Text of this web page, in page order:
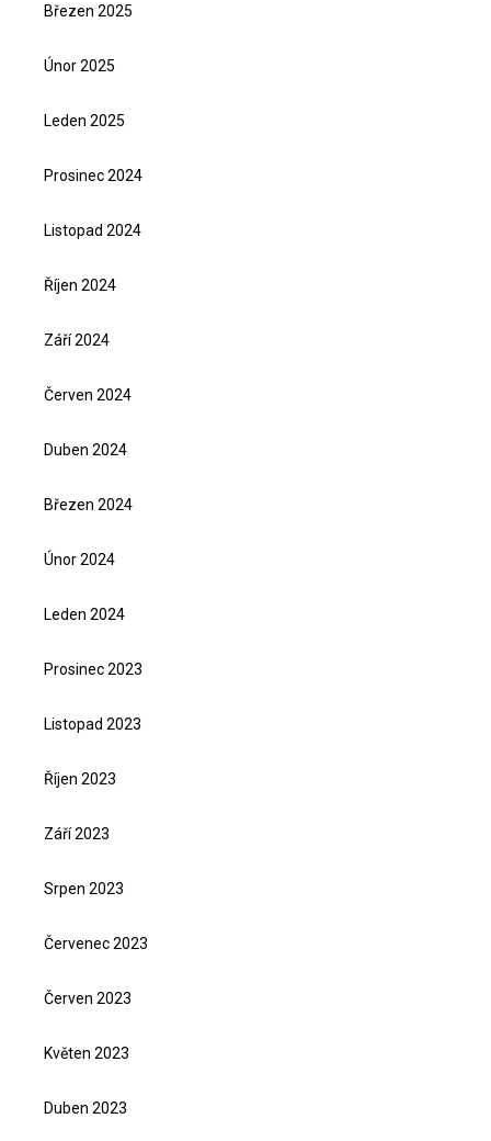
Březen 2025
Únor 2025
Leden 2025
Prosinec 2024
Listopad 2024
Říjen 2024
Září 2024
Červen 2024
Duben 2024
Březen 2024
Únor 2024
Leden 2024
Prosinec 2023
Listopad 2023
Říjen 2023
Září 2023
Srpen 2023
Červenec 2023
Červen 2023
Květen 2023
Duben 2023